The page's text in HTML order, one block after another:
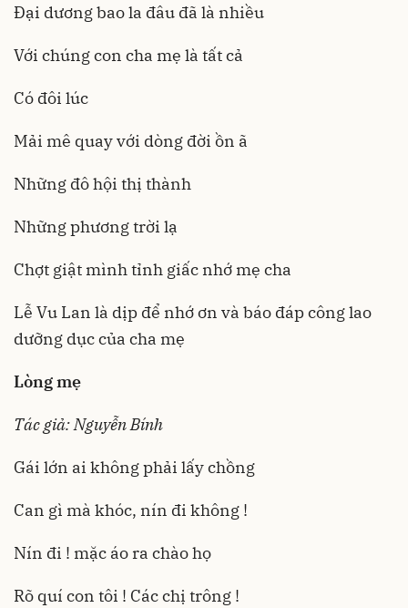
Đại dương bao la đâu đã là nhiều
Với chúng con cha mẹ là tất cả
Có đôi lúc
Mải mê quay với dòng đời ồn ã
Những đô hội thị thành
Những phương trời lạ
Chợt giật mình tỉnh giấc nhớ mẹ cha
Lễ Vu Lan là dịp để nhớ ơn và báo đáp công lao
dưỡng dục của cha mẹ
Lòng mẹ
Tác giả: Nguyễn Bính
Gái lớn ai không phải lấy chồng
Can gì mà khóc, nín đi không !
Nín đi ! mặc áo ra chào họ
Rõ quí con tôi ! Các chị trông !